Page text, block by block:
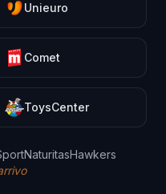
Unieuro
Comet
ToysCenter
NaturitasHawkers